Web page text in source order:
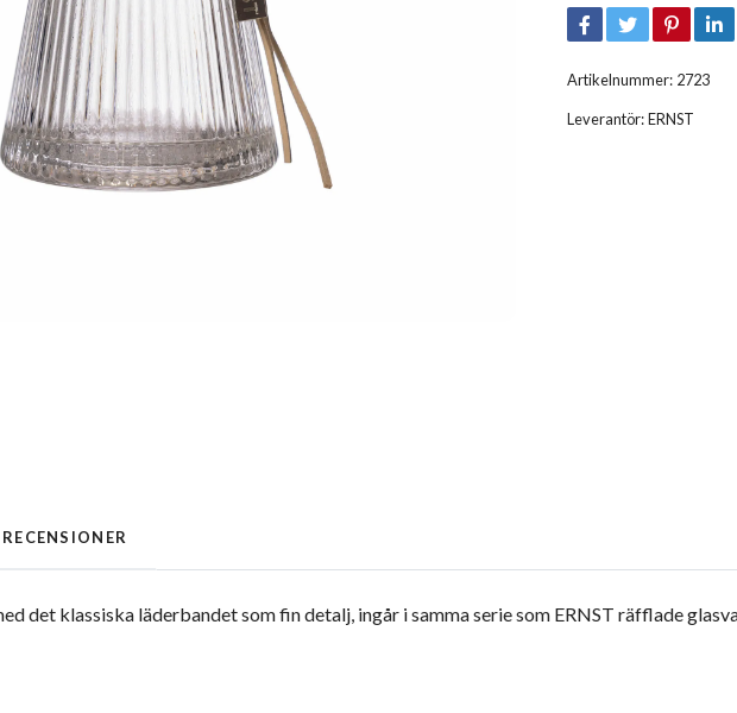
Artikelnummer: 2723
Leverantör:ERNST
RECENSIONER
det klassiska läderbandet som fin detalj, ingår i samma serie som ERNST räfflade